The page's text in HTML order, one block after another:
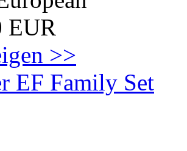
EUR
>>
EF Family Set